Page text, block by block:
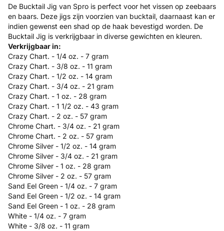
De Bucktail Jig van Spro is perfect voor het vissen op zeebaars
en baars. Deze jigs zijn voorzien van bucktail, daarnaast kan er
indien gewenst een shad op de haak bevestigd worden. De
Bucktail Jig is verkrijgbaar in diverse gewichten en kleuren.
Verkrijgbaar in:
Crazy Chart. - 1/4 oz. - 7 gram
Crazy Chart. - 3/8 oz. - 11 gram
Crazy Chart. - 1/2 oz. - 14 gram
Crazy Chart. - 3/4 oz. - 21 gram
Crazy Chart. - 1 oz. - 28 gram
Crazy Chart. - 1 1/2 oz. - 43 gram
Crazy Chart. - 2 oz. - 57 gram
Chrome Chart. - 3/4 oz. - 21 gram
Chrome Chart. - 2 oz. - 57 gram
Chrome Silver - 1/2 oz. - 14 gram
Chrome Silver - 3/4 oz. - 21 gram
Chrome Silver - 1 oz. - 28 gram
Chrome Silver - 2 oz. - 57 gram
Sand Eel Green - 1/4 oz. - 7 gram
Sand Eel Green - 1/2 oz. - 14 gram
Sand Eel Green - 1 oz. - 28 gram
White - 1/4 oz. - 7 gram
White - 3/8 oz. - 11 gram